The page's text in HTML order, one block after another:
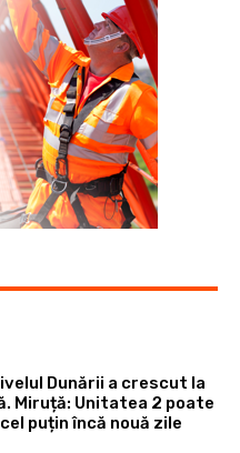
Dunării a crescut la
Miruță: Unitatea 2 poate
puțin încă nouă zile